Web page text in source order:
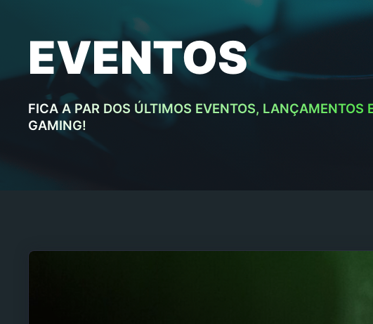
EVENTOS
FICA A PAR DOS ÚLTIMOS EVENTOS, LANÇAMENTOS
GAMING!